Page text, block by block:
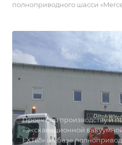
полноприводного шасси
Проект по производству и
«Экскавационной
FXT65» на базе